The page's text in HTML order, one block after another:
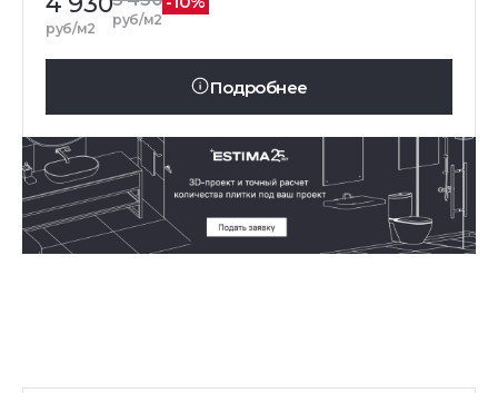
руб/м2
руб/м2
Подробнее